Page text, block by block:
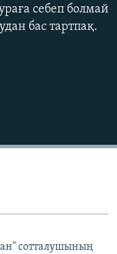
себеп болмай
бас тартпақ.
сотталушының